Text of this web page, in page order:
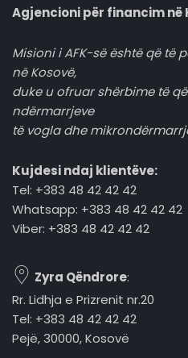
Agjencioni për financim në
Misioni i AFK-së është që të
në Kosovë,
duke u ofruar shërbime të
ndërmarrjeve
të vogla dhe
Kujdesi ndaj klientëve:
Tel: +383 48 42 42 42
Whatsapp: +383 48 42 42 42
Viber: +383 48 42 42 42
Zyra Qëndrore:
Rr. Lidhja e Prizrenit nr.20
Tel: +383 48 42 42 42
Pejë, 30000, Kosovë